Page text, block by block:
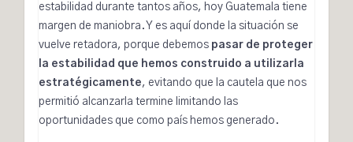
estabilidad durante tantos años, hoy Guatemala tiene
margen de maniobra. Y es aquí donde la situación se
vuelve retadora, porque debemos pasar de proteger
la estabilidad que hemos construido a utilizarla
estratégicamente, evitando que la cautela que nos
permitió alcanzarla termine limitando las
oportunidades que como país hemos generado.